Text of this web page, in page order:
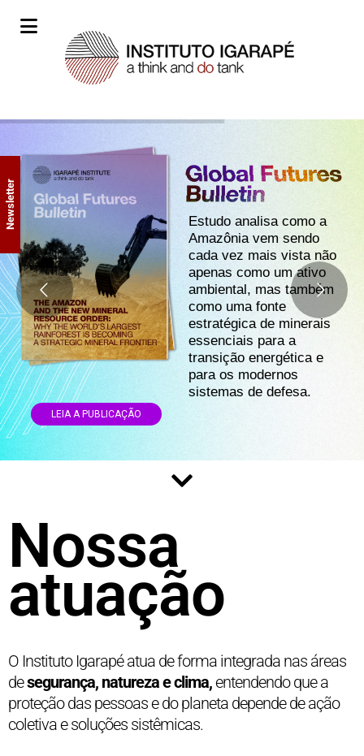
Estudo analisa como a
Amazônia vem sendo
cada vez mais vista não
apenas como um ativo
ambiental, mas também
como uma fonte
estratégica de minerais
essenciais para a
transição energética e
para os modernos
sistemas de defesa.
LEIA A PUBLICAÇÃO
Nossa
atuação
O Instituto Igarapé atua de forma integrada nas áreas
desegurança, natureza e clima,entendendo que a
proteção das pessoas e do planeta depende de ação
coletiva e soluções sistêmicas.
Newsletter